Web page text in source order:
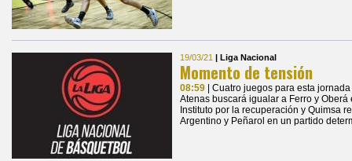
19/03/21 | Liga Nacional
Momento de tensión
08:59
| Cuatro juegos para esta
Atenas buscará igualar a Ferro y
Instituto por la recuperación y Quimsa
Argentino y Peñarol en un partido